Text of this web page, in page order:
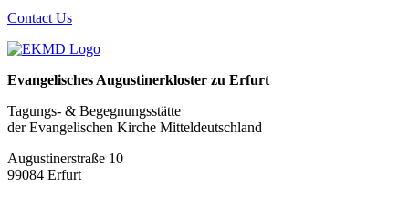
Contact Us
Evangelisches Augustinerkloster zu Erfurt
Tagungs- & Begegnungsstätte
der Evangelischen Kirche Mitteldeutschland
Augustinerstraße 10
99084 Erfurt